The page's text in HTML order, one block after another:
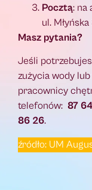
Pocztą: na
ul.
Masz pytania?
Jeśli
zużycia wody
pracownicy
telefonów: 87
86 26.
źródło: UM